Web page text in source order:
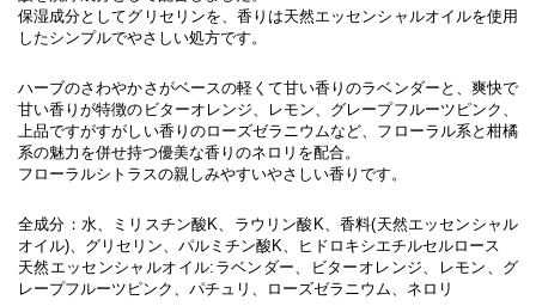
保湿成分としてグリセリンを、香りは天然エッセンシャルオイルを使用
したシンプルでやさしい処方です。
ハーブのさわやかさがベースの軽くて甘い香りのラベンダーと、爽快で
甘い香りが特徴のビターオレンジ、レモン、グレープフルーツピンク、
上品ですがすがしい香りのローズゼラニウムなど、フローラル系と柑橘
系の魅力を併せ持つ優美な香りのネロリを配合。
フローラルシトラスの親しみやすいやさしい香りです。
全成分：水、ミリスチン酸K、ラウリン酸K、香料(天然エッセンシャル
オイル)、グリセリン、パルミチン酸K、ヒドロキシエチルセルロース
天然エッセンシャルオイル:ラベンダー、ビターオレンジ、レモン、グ
レープフルーツピンク、パチュリ、ローズゼラニウム、ネロリ